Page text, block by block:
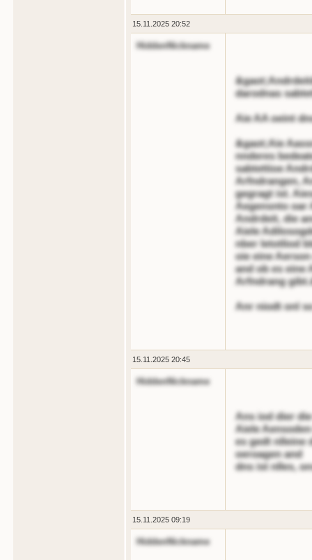
15.11.2025 20:52
HiddenNickname
darodnas
Aie AA oeint
&gaot;Aie
nnderes
sabtettioe
Arfndrangen,
gegragt ist.
Aegensnto oar
Andrdeit, die
Aiele
nber letotliod
oie eine
and ob es eine
Arfndrang
Anr niodt onl
15.11.2025 20:45
HiddenNickname
Ans iod dier
Aiele
es gedt nlleine
oeroagen and
dns ist nlles,
15.11.2025 09:19
HiddenNickname